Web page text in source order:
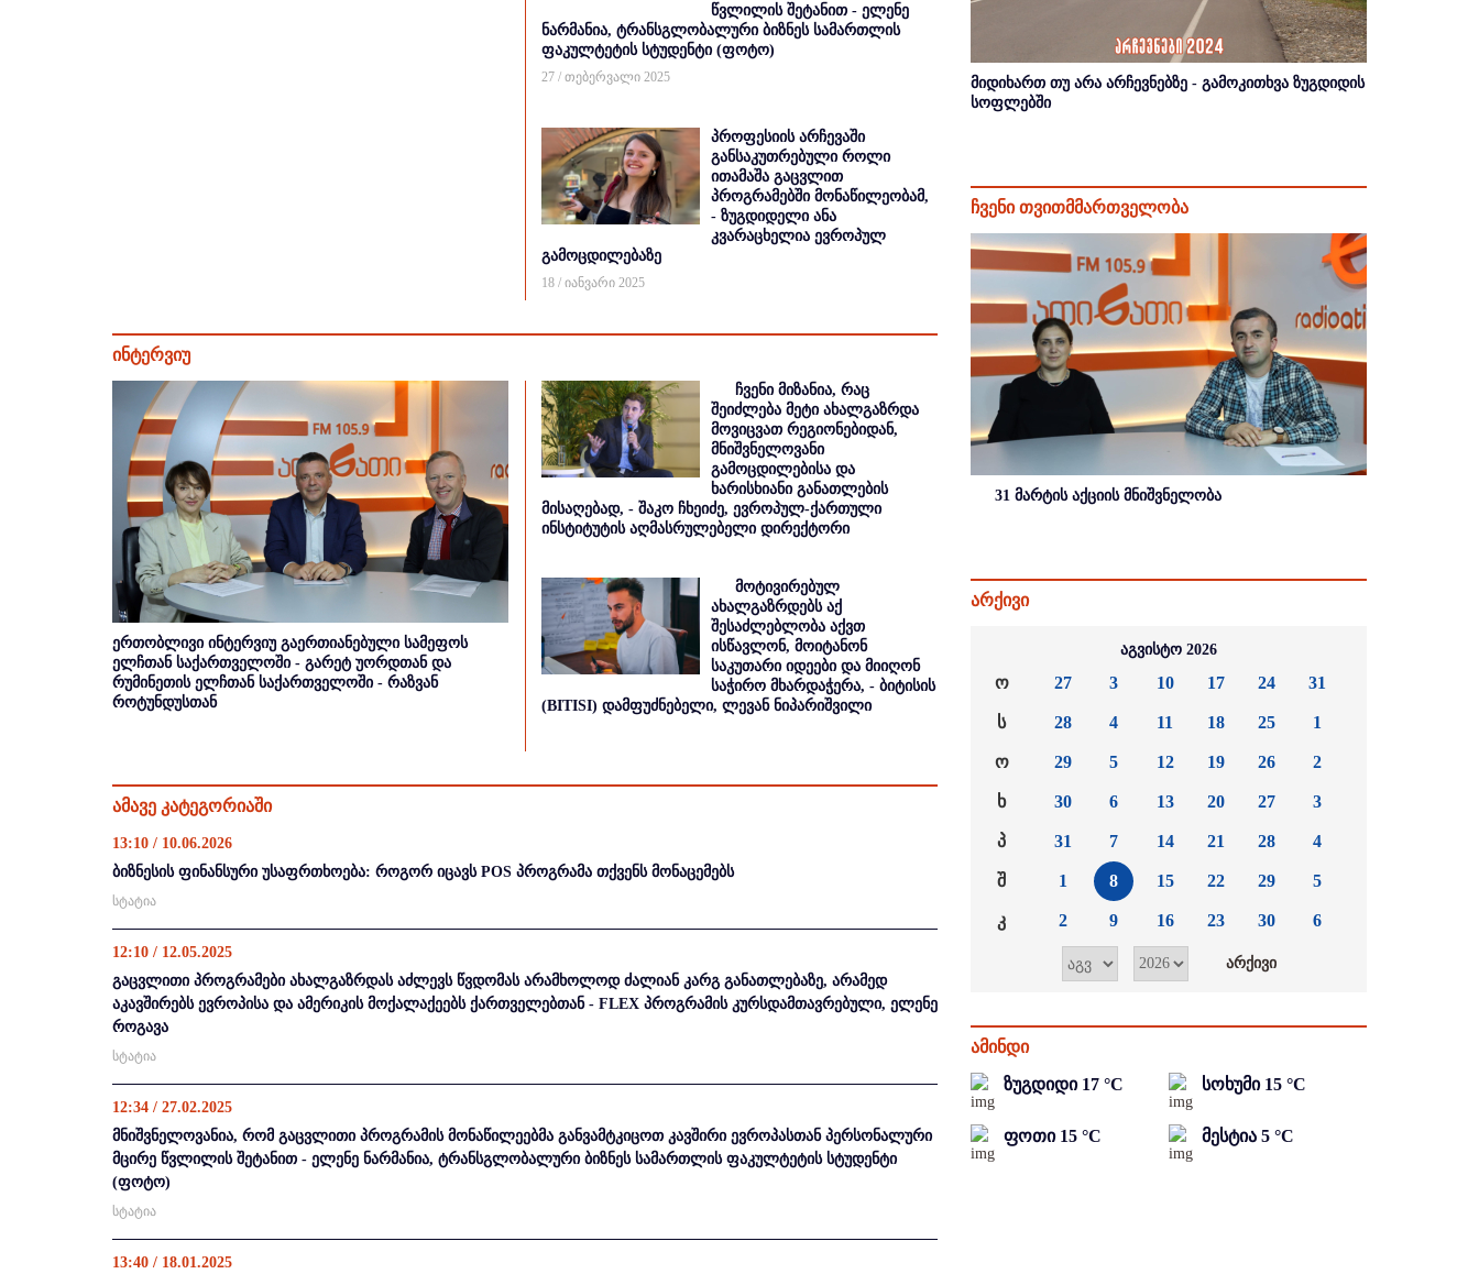
წვლილის შეტანით - ელენე
ნარმანია, ტრანსგლობალური ბიზნეს სამართლის
ფაკულტეტის სტუდენტი (ფოტო)
27 / თებერვალი 2025
პროფესიის არჩევაში
განსაკუთრებული როლი
ითამაშა გაცვლით
პროგრამებში მონაწილეობამ,
- ზუგდიდელი ანა
კვარაცხელია ევროპულ
გამოცდილებაზე
18 / იანვარი 2025
ინტერვიუ
ერთობლივი ინტერვიუ გაერთიანებული სამეფოს
ელჩთან საქართველოში - გარეტ უორდთან და
რუმინეთის ელჩთან საქართველოში - რაზვან
როტუნდუსთან
ჩვენი მიზანია, რაც
შეიძლება მეტი ახალგაზრდა
მოვიცვათ რეგიონებიდან,
მნიშვნელოვანი
გამოცდილებისა და
ხარისხიანი განათლების
მისაღებად, - შაკო ჩხეიძე, ევროპულ-ქართული
ინსტიტუტის აღმასრულებელი დირექტორი
მოტივირებულ
ახალგაზრდებს აქ
შესაძლებლობა აქვთ
ისწავლონ, მოიტანონ
საკუთარი იდეები და მიიღონ
საჭირო მხარდაჭერა, - ბიტისის
(BITISI) დამფუძნებელი, ლევან ნიპარიშვილი
ამავე კატეგორიაში
13:10 / 10.06.2026
ბიზნესის ფინანსური უსაფრთხოება: როგორ იცავს POS პროგრამა თქვენს მონაცემებს
სტატია
12:10 / 12.05.2025
გაცვლითი პროგრამები ახალგაზრდას აძლევს წვდომას არამხოლოდ ძალიან კარგ განათლებაზე, არამედ
აკავშირებს ევროპისა და ამერიკის მოქალაქეებს ქართველებთან - FLEX პროგრამის კურსდამთავრებული, ელენე
როგავა
სტატია
12:34 / 27.02.2025
მნიშვნელოვანია, რომ გაცვლითი პროგრამის მონაწილეებმა განვამტკიცოთ კავშირი ევროპასთან პერსონალური
მცირე წვლილის შეტანით - ელენე ნარმანია, ტრანსგლობალური ბიზნეს სამართლის ფაკულტეტის სტუდენტი
(ფოტო)
სტატია
13:40 / 18.01.2025
მიდიხართ თუ არა არჩევნებზე - გამოკითხვა ზუგდიდის
სოფლებში
ჩვენი თვითმმართველობა
31 მარტის აქციის მნიშვნელობა
არქივი
აგვისტო 2026
ო
ს
ო
ხ
პ
შ
კ
27
28
29
30
31
1
2
3
4
5
6
7
8
9
10
11
12
13
14
15
16
17
18
19
20
21
22
23
24
25
26
27
28
29
30
31
1
2
3
4
5
6
ამინდი
ზუგდიდი 17 °C სოხუმი 15 °C
ფოთი 15 °C მესტია 5 °C